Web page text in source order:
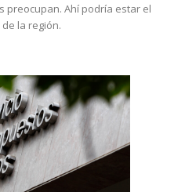
preocupan. Ahí podría estar el
la región.